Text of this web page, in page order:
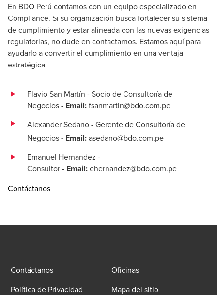
En BDO Perú contamos con un equipo especializado en
Compliance. Si su organización busca fortalecer su sistema
de cumplimiento y estar alineada con las nuevas exigencias
regulatorias, no dude en contactarnos. Estamos aquí para
ayudarlo a convertir el cumplimiento en una ventaja
estratégica.
Flavio San Martín - Socio de Consultoría de
Negocios- Email:fsanmartin@bdo.com.pe
Alexander Sedano - Gerente de Consultoría de
Negocios- Email:asedano@bdo.com.pe
Emanuel Hernandez -
Consultor- Email:ehernandez@bdo.com.pe
Contáctanos
Contáctanos
Oficinas
Política de Privacidad
Mapa del sitio